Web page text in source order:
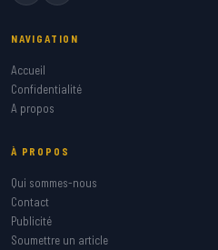
NAVIGATION
Accueil
Confidentialité
A propos
À PROPOS
Qui sommes-nous
Contact
Publicité
Soumettre un article